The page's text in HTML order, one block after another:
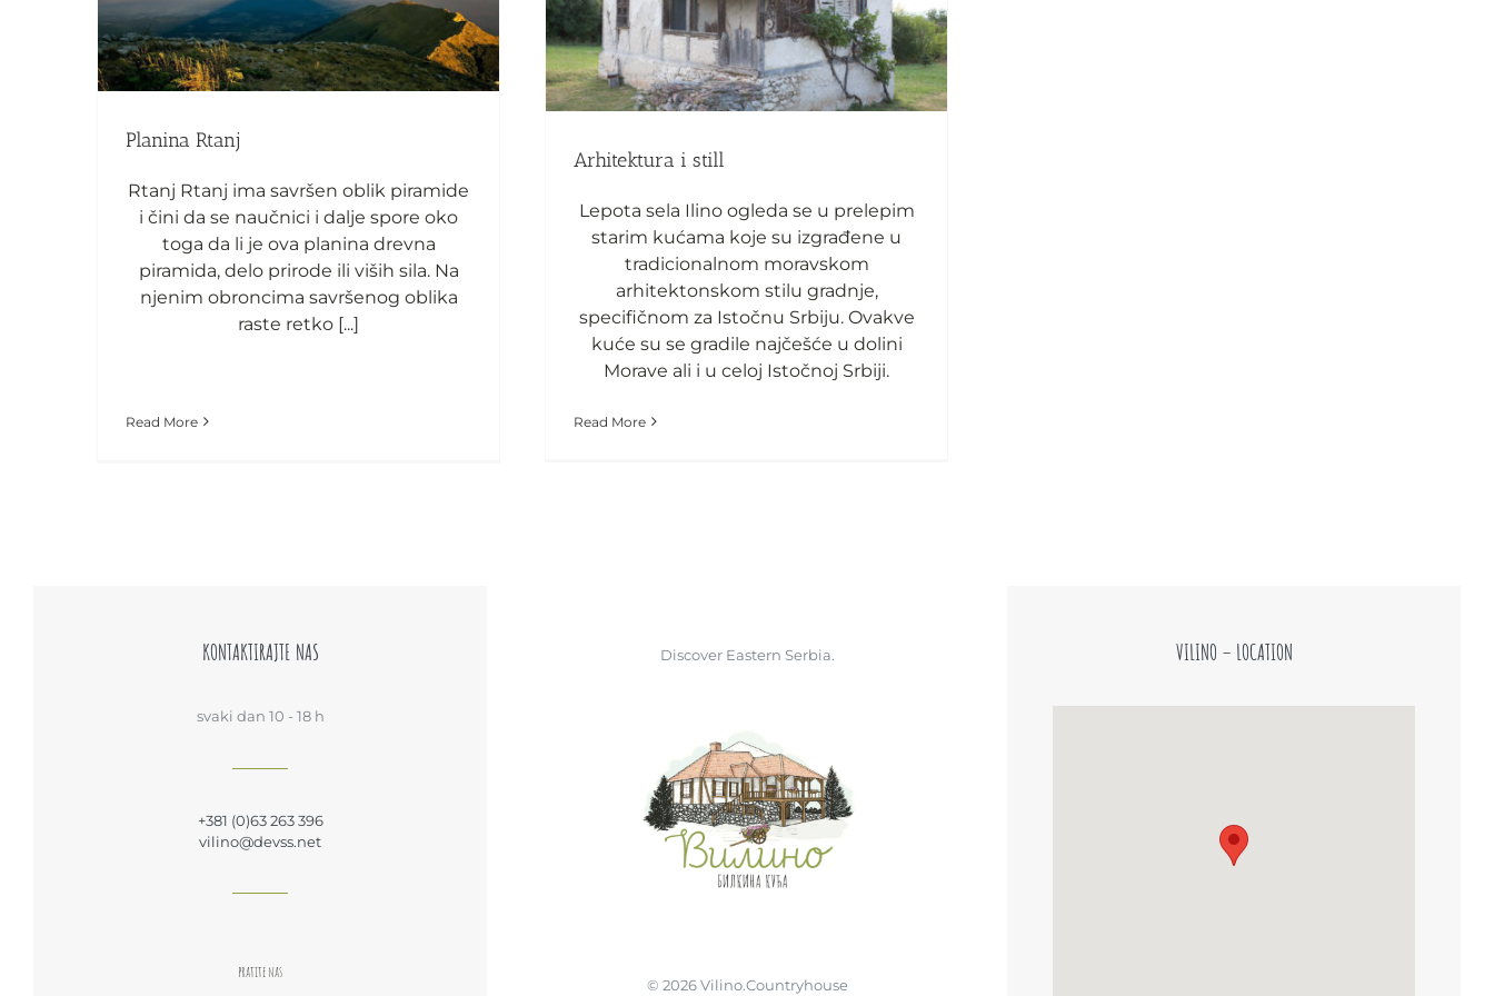
Planina Rtanj
Planina Rtanj
Rtanj Rtanj ima savršen oblik piramide
i čini da se naučnici i dalje spore oko
toga da li je ova planina drevna
piramida, delo prirode ili viših sila. Na
njenim obroncima savršenog oblika
raste retko [...]
Read More
Arhitektura i still
Arhitektura i still
Lepota sela Ilino ogleda se u prelepim
starim kućama koje su izgrađene u
tradicionalnom moravskom
arhitektonskom stilu gradnje,
specifičnom za Istočnu Srbiju. Ovakve
kuće su se gradile najčešće u dolini
Morave ali i u celoj Istočnoj Srbiji.
Read More
KONTAKTIRAJTE NAS
svaki dan 10 - 18 h
+381 (0)63 263 396
vilino@devss.net
pratite nas
Discover Eastern Serbia.
© 2026Vilino.Countryhouse
VILINO – LOCATION